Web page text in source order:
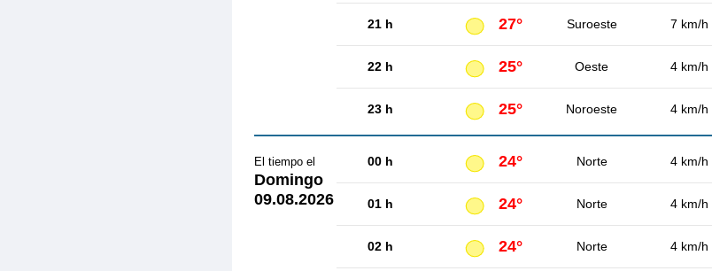
21 h 27° Suroeste 7 km/h
22 h 25° Oeste 4 km/h
23 h 25° Noroeste 4 km/h
El tiempo el
Domingo
09.08.2026
00 h 24° Norte 4 km/h
01 h 24° Norte 4 km/h
02 h 24° Norte 4 km/h